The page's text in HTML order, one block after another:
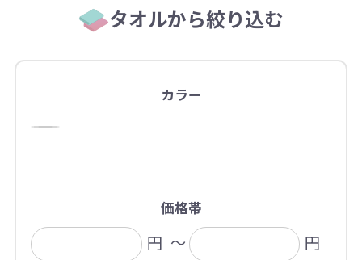
タオルから絞り込む
カラー
価格帯
円 ～ 円